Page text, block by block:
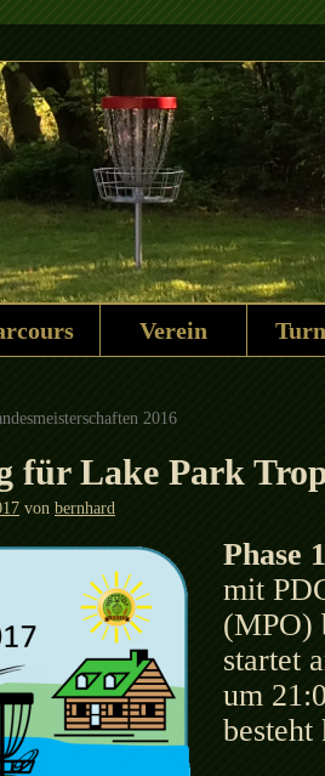
Verein
2016
für Lake Park
von bernhard
Phase 1
mit
(MPO)
startet
um